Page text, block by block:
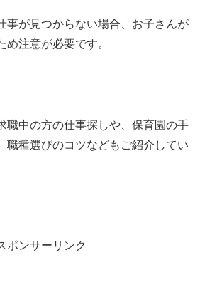
事が見つからない場合、お子さんが
め注意が必要です。
職中の方の仕事探しや、保育園の手
職種選びのコツなどもご紹介してい
ポンサーリンク